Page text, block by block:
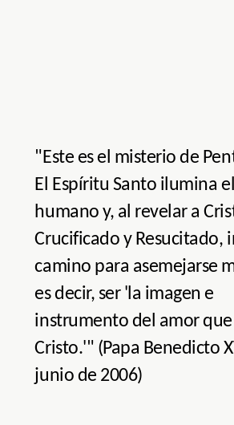
"Este es el misterio de
El Espíritu Santo ilumina
humano y, al revelar a
Crucificado y Resucitado,
camino para asemejarse
es decir, ser 'la imagen e
instrumento del amor
Cristo.'" (Papa Benedicto
junio de 2006)